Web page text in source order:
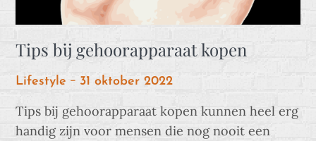
Tips bij gehoorapparaat kopen
Lifestyle
Posted
31 oktober 2022
Tips bij gehoorapparaat kopen kunnen heel erg
handig zijn voor mensen die nog nooit een